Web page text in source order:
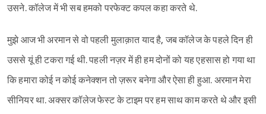
उसने. कॉलेज में भी सब हमको परफेक्ट कपल कहा करते थे.
मुझे आज भी अरमान से वो पहली मुलाक़ात याद है, जब कॉलेज के पहले दिन ही
उससे यूं ही टकरा गई थी. पहली नज़र में ही हम दोनों को यह एहसास हो गया था
कि हमारा कोई न कोई कनेक्शन तो ज़रूर बनेगा और ऐसा ही हुआ. अरमान मेरा
सीनियर था. अक्सर कॉलेज फेस्ट के टाइम पर हम साथ काम करते थे और इसी